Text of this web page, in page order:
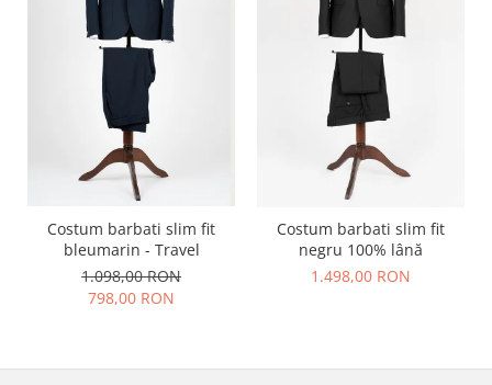
Costum barbati slim fit
bleumarin - Travel
1.098,00 RON
798,00 RON
Costum barbati slim fit
negru 100% lână
1.498,00 RON